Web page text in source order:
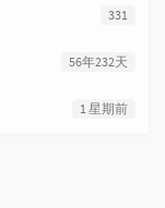
331
56年232天
1 星期前